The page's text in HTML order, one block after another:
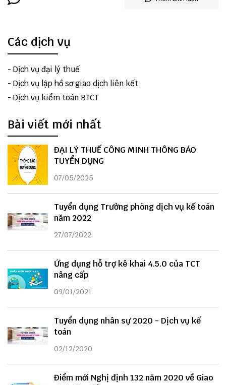
Các dịch vụ
- Dịch vụ đại lý thuế
- Dịch vụ lập hồ sơ giao dịch liên kết
- Dịch vụ kiểm toán BTCT
Bài viết mới nhất
ĐẠI LÝ THUẾ CÔNG MINH THÔNG BÁO
TUYỂN DỤNG
07/05/2025
Tuyển dụng Trưởng phòng dịch vụ kế toán
năm 2022
27/07/2022
Ứng dụng hỗ trợ kê khai 4.5.0 của TCT
nâng cấp
09/01/2021
Tuyển dụng nhân sự 2020 - Dịch vụ kế
toán
02/12/2020
Điểm mới Nghị định 132 năm 2020 về Giao